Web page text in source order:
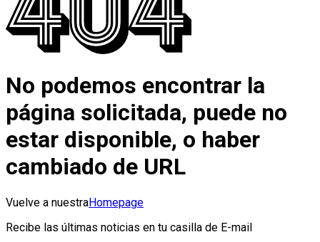
No podemos encontrar la
página solicitada, puede no
estar disponible, o haber
cambiado de URL
Vuelve a nuestraHomepage
Recibe las últimas noticias en tu casilla de E-mail